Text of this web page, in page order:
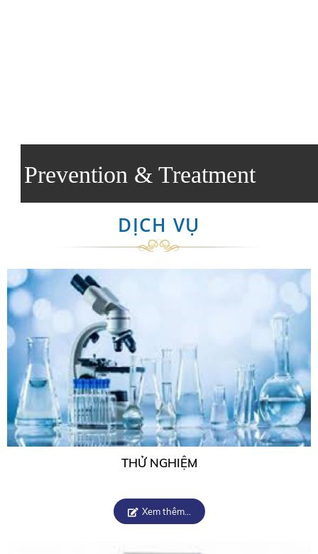
Prevention & Treatment
DỊCH VỤ
THỬ NGHIỆM
Xem thêm...